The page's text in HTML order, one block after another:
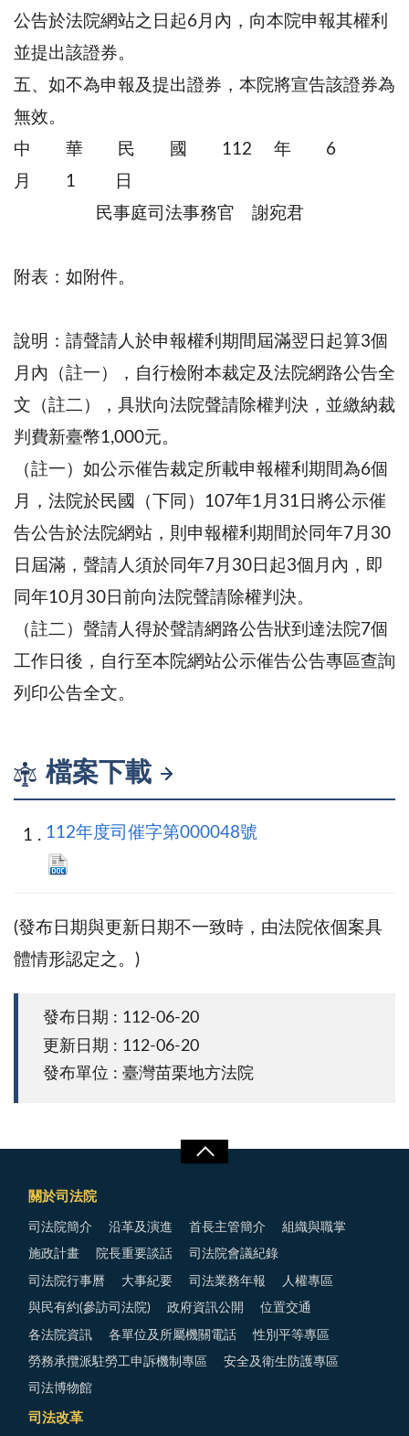
公告於法院網站之日起6月內，向本院申報其權利
並提出該證券。
五、如不為申報及提出證券，本院將宣告該證券為
無效。
中 華 民 國 112 年 6
月 1 日
民事庭司法事務官 謝宛君
附表：如附件。
說明：請聲請人於申報權利期間屆滿翌日起算3個
月內（註一），自行檢附本裁定及法院網路公告全
文（註二），具狀向法院聲請除權判決，並繳納裁
判費新臺幣1,000元。
（註一）如公示催告裁定所載申報權利期間為6個
月，法院於民國（下同）107年1月31日將公示催
告公告於法院網站，則申報權利期間於同年7月30
日屆滿，聲請人須於同年7月30日起3個月內，即
同年10月30日前向法院聲請除權判決。
（註二）聲請人得於聲請網路公告狀到達法院7個
工作日後，自行至本院網站公示催告公告專區查詢
列印公告全文。
檔案下載
112年度司催字第000048號
(發布日期與更新日期不一致時，由法院依個案具
體情形認定之。)
發布日期 : 112-06-20
更新日期 : 112-06-20
發布單位 : 臺灣苗栗地方法院
關於司法院
司法院簡介 沿革及演進 首長主管簡介 組織與職掌
施政計畫 院長重要談話 司法院會議紀錄
司法院行事曆 大事紀要 司法業務年報 人權專區
與民有約(參訪司法院) 政府資訊公開 位置交通
各法院資訊 各單位及所屬機關電話 性別平等專區
勞務承攬派駐勞工申訴機制專區 安全及衛生防護專區
司法博物館
司法改革